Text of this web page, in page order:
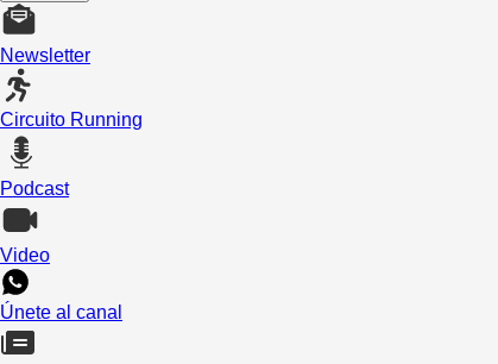
Newsletter
Circuito Running
Podcast
Video
Únete al canal